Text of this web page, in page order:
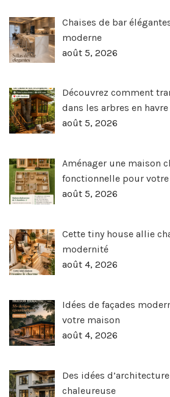
Chaises de bar
moderne
août 5, 2026
Découvrez comment
dans les arbres en
août 5, 2026
Aménager une maison
fonctionnelle pour
août 5, 2026
Cette tiny house allie
modernité
août 4, 2026
Idées de façades
votre maison
août 4, 2026
Des idées
chaleureuse